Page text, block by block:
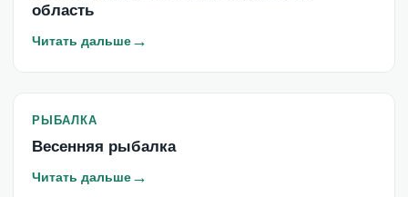
область
Читать дальше→
РЫБАЛКА
Весенняя рыбалка
Читать дальше→